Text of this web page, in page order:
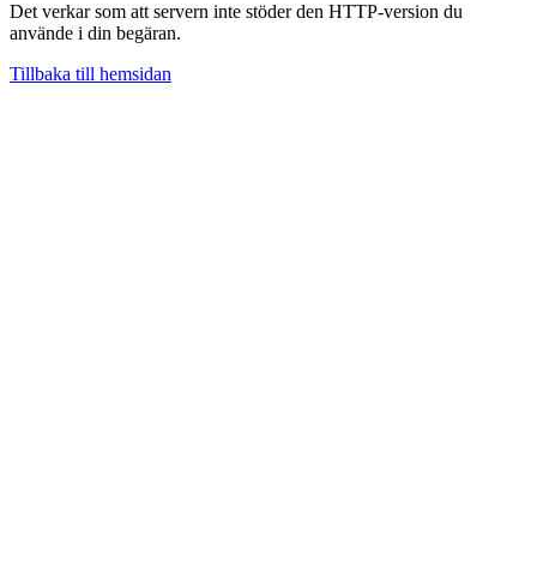
Det verkar som att servern inte stöder den HTTP-version du
använde i din begäran.
Tillbaka till hemsidan